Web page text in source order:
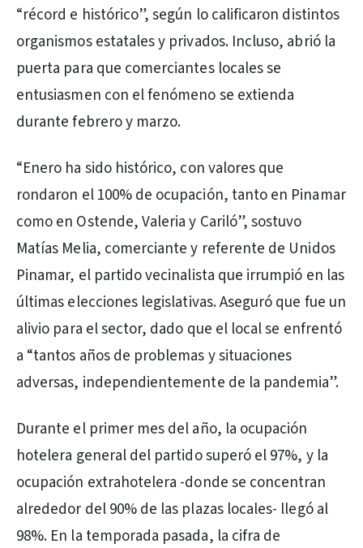
“récord e histórico”, según lo calificaron distintos
organismos estatales y privados. Incluso, abrió la
puerta para que comerciantes locales se
entusiasmen con el fenómeno se extienda
durante febrero y marzo.
“Enero ha sido histórico, con valores que
rondaron el 100% de ocupación, tanto en Pinamar
como en Ostende, Valeria y Cariló”, sostuvo
Matías Melia, comerciante y referente de Unidos
Pinamar, el partido vecinalista que irrumpió en las
últimas elecciones legislativas. Aseguró que fue un
alivio para el sector, dado que el local se enfrentó
a “tantos años de problemas y situaciones
adversas, independientemente de la pandemia”.
Durante el primer mes del año, la ocupación
hotelera general del partido superó el 97%, y la
ocupación extrahotelera -donde se concentran
alrededor del 90% de las plazas locales- llegó al
98%. En la temporada pasada, la cifra de